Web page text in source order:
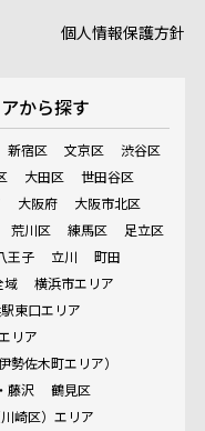
個人情報保護方針
から探す
新宿区 文京区
渋谷区
大田区
世田谷区
大阪府
大阪市北区
荒川区 練馬区
足立区
王子 立川
町田
域
横浜市エリア
東口エリア
リア
勢佐木町エリア）
藤沢
鶴見区
崎区）エリア